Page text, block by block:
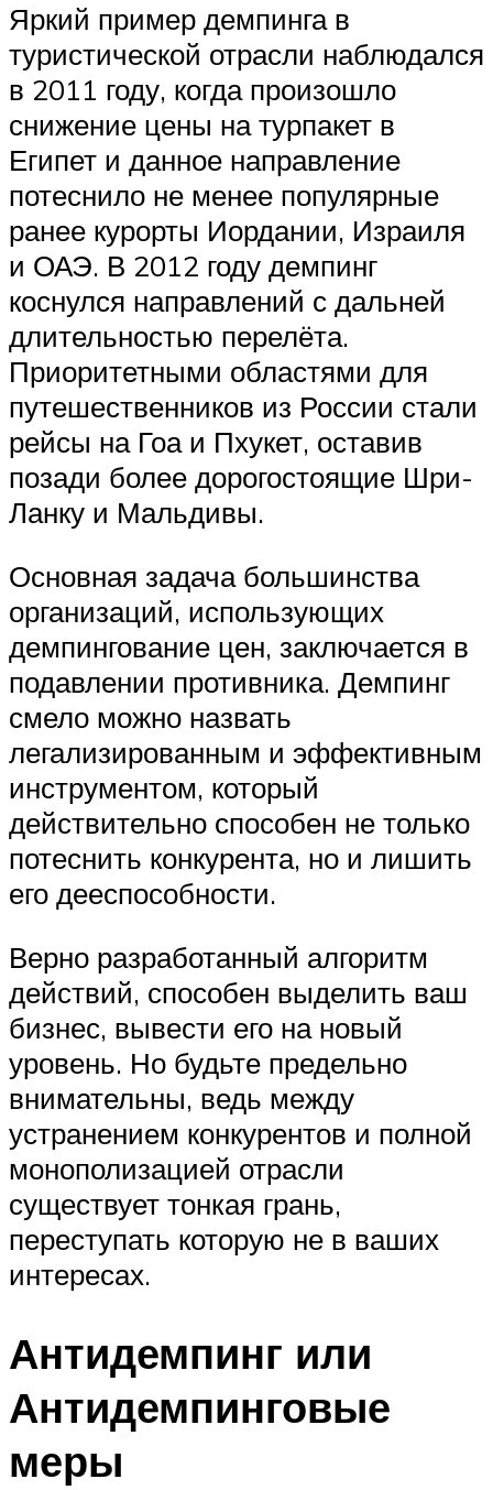
Яркий пример демпинга в
туристической отрасли наблюдался
в 2011 году, когда произошло
снижение цены на турпакет в
Египет и данное направление
потеснило не менее популярные
ранее курорты Иордании, Израиля
и ОАЭ. В 2012 году демпинг
коснулся направлений с дальней
длительностью перелёта.
Приоритетными областями для
путешественников из России стали
рейсы на Гоа и Пхукет, оставив
позади более дорогостоящие Шри-
Ланку и Мальдивы.
Основная задача большинства
организаций, использующих
демпингование цен, заключается в
подавлении противника. Демпинг
смело можно назвать
легализированным и эффективным
инструментом, который
действительно способен не только
потеснить конкурента, но и лишить
его дееспособности.
Верно разработанный алгоритм
действий, способен выделить ваш
бизнес, вывести его на новый
уровень. Но будьте предельно
внимательны, ведь между
устранением конкурентов и полной
монополизацией отрасли
существует тонкая грань,
переступать которую не в ваших
интересах.
Антидемпинг или
Антидемпинговые
меры